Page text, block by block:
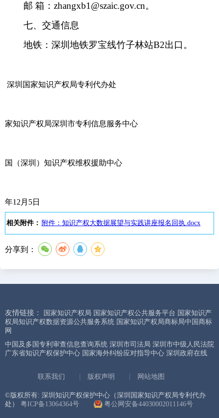
邮 箱：zhangxb1@szaic.gov.cn。
七、交通信息
地铁：深圳地铁罗宝线竹子林站B2出口。
深圳国家知识产权局专利代办处
家知识产权局深圳市专利信息服务中心
国（深圳）知识产权维权援助中心
年12月5日
相关附件： 附件：知识产权大数据展望与实践讲座报名回执.docx
分享到：
友情链接： 国家知识产权局 国家知识产权公共服务平台 国家知识产
权局知识产权数据资源公共服务系统 国家知识产权局商标局中国商标
网
中国及多国专利审查信息查询系统 深圳市司法局 深圳市中级人民法院
广东省知识产权保护中心 国家海外纠纷应对指导中心 深圳政府在线
联系我们 版权声明 网站地图
©版权所有: 深圳知识产权保护中心（深圳国家知识产权局专利代办
处） 粤ICP备13064364号 粤公网安备44030002011146号